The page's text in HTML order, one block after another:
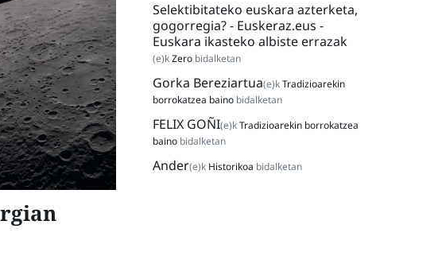
Selektibitateko euskara azterketa,
gogorregia? - Euskeraz.eus -
Euskara ikasteko albiste errazak
(e)kZerobidalketan
Gorka Bereziartua(e)kTradizioarekin
borrokatzea bainobidalketan
FELIX GOÑI(e)kTradizioarekin borrokatzea
bainobidalketan
Ander(e)k Historikoa bidalketan